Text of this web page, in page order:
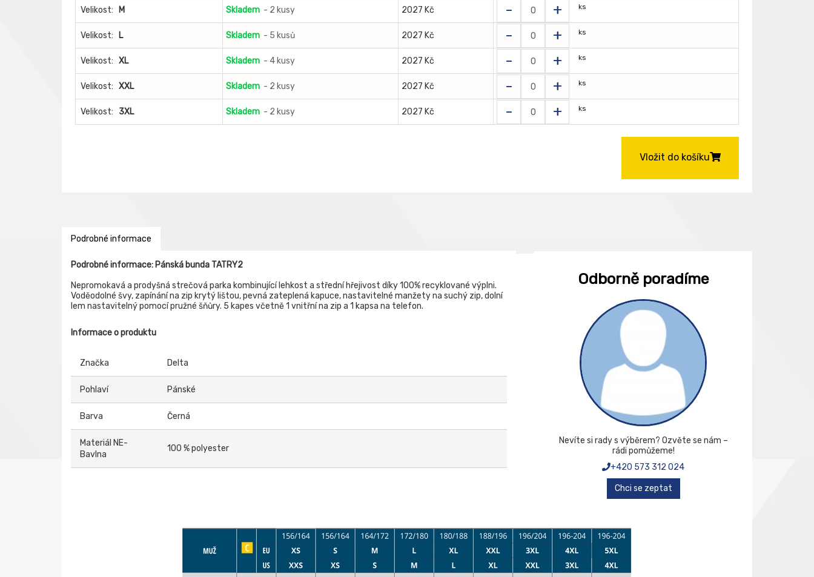
Velikost: M Skladem - 2 kusy 2027 Kč - + ks
Velikost: L Skladem - 5 kusů 2027 Kč - + ks
Velikost: XL Skladem - 4 kusy 2027 Kč - + ks
Velikost: XXL Skladem - 2 kusy 2027 Kč - + ks
Velikost: 3XL Skladem - 2 kusy 2027 Kč - + ks
Vložit do košíku
Podrobné informace
Podrobné informace: Pánská bunda TATRY2
Nepromokavá a prodyšná strečová parka kombinující lehkost a střední hřejivost díky 100% recyklované výplni.
Voděodolné švy, zapínání na zip krytý lištou, pevná zateplená kapuce, nastavitelné manžety na suchý zip, dolní
lem nastavitelný pomocí pružné šňůry. 5 kapes včetně 1 vnitřní na zip a 1 kapsa na telefon.
Informace o produktu
Značka Delta
Pohlaví Pánské
Barva Černá
Materiál NE-
Bavlna
100 % polyester
Odborně poradíme
Nevíte si rady s výběrem? Ozvěte se nám –
rádi pomůžeme!
+420 573 312 024
Chci se zeptat